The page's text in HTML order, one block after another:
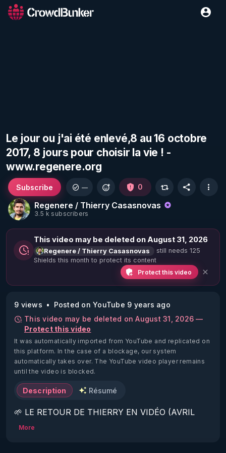
Le jour ou j'ai été enlevé,8 au 16 octobre
2017, 8 jours pour choisir la vie ! -
www.regenere.org
Regenere / Thierry Casasnovas
3.5 k subscribers
Subscribe — 0
This video may be deleted on August 31, 2026
Regenere / Thierry Casasnovas
still needs 125
Shields this month to protect its content
Protect this video
9 views
Posted on YouTube 9 years ago
This video may be deleted on August 31, 2026 —
Protect this video
It was automatically imported from YouTube and replicated on
this platform. In the case of a blockage, our system
automatically takes over. The YouTube video player remains
until the video is blocked.
Description Résumé
🌱 LE RETOUR DE THIERRY EN VIDÉO (AVRIL
2022)!
More